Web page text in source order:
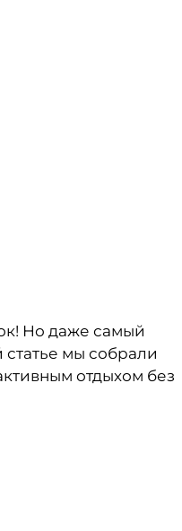
Но даже самый
мы собрали
отдыхом без